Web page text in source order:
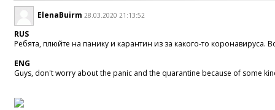
ElenaBuirm 28.03.2020 21:13:52
RUS
Ребята, плюйте на панику и карантин из за какого-то
ENG
Guys, don't worry about the panic and the quarantine because of some